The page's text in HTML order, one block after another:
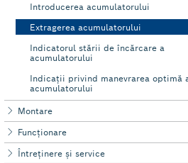
Introducerea acumulatorului
Extragerea acumulatorului
Indicatorul stării de încărcare a
acumulatorului
Indicaţii privind manevrarea optimă
acumulatorului
Montare
Funcţionare
Întreţinere şi service